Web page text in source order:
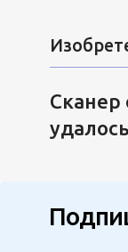
Сканер